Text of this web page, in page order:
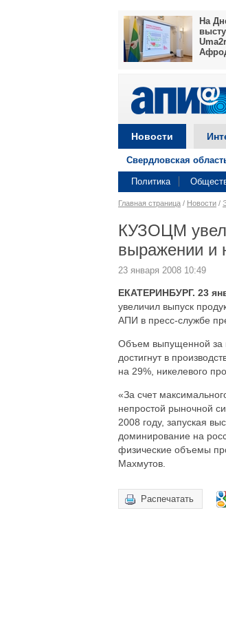
На
Новости
Свердловская
Политика
Главная страница / Новости /
КУЗОЦМ
выражении и
23 января 2008 10:49
ЕКАТЕРИНБУРГ. 23
увеличил выпуск
АПИ в пресс-службе
Объем выпущенной за
достигнут в
на 29%, никелевого
«За счет
непростой рыночной
2008 году, запуская
доминирование на
физические объемы
Махмутов.
Распечатать